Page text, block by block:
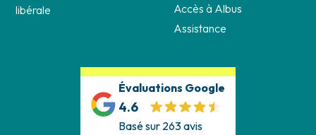
libérale
Accès à Albus
Assistance
Évaluations Google
4.6
Basé sur 263 avis